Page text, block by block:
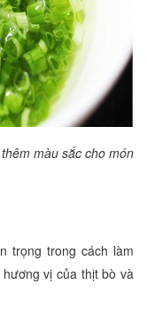
màu sắc cho món
trọng trong cách làm
vị của thịt bò và